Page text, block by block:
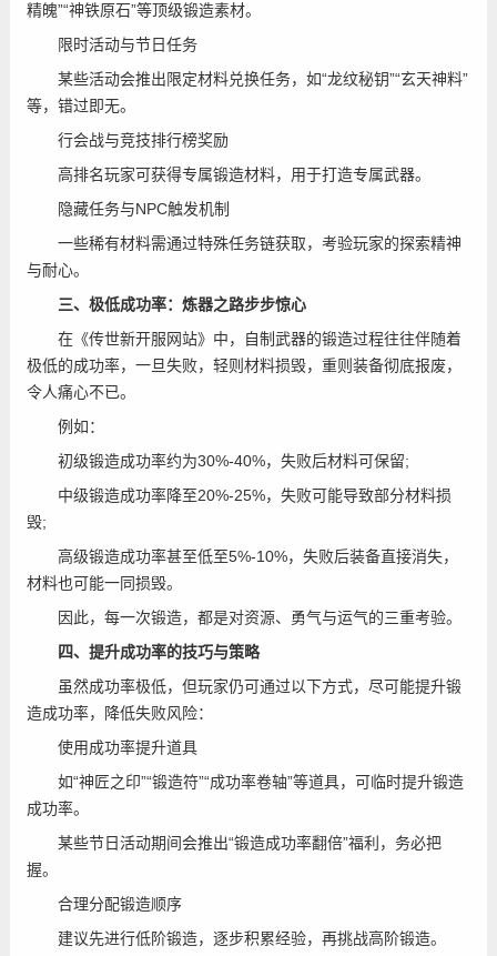
精魄”“神铁原石”等顶级锻造素材。
限时活动与节日任务
某些活动会推出限定材料兑换任务，如“龙纹秘钥”“玄天神料”
等，错过即无。
行会战与竞技排行榜奖励
高排名玩家可获得专属锻造材料，用于打造专属武器。
隐藏任务与NPC触发机制
一些稀有材料需通过特殊任务链获取，考验玩家的探索精神
与耐心。
三、极低成功率：炼器之路步步惊心
在《传世新开服网站》中，自制武器的锻造过程往往伴随着
极低的成功率，一旦失败，轻则材料损毁，重则装备彻底报废，
令人痛心不已。
例如：
初级锻造成功率约为30%-40%，失败后材料可保留;
中级锻造成功率降至20%-25%，失败可能导致部分材料损
毁;
高级锻造成功率甚至低至5%-10%，失败后装备直接消失，
材料也可能一同损毁。
因此，每一次锻造，都是对资源、勇气与运气的三重考验。
四、提升成功率的技巧与策略
虽然成功率极低，但玩家仍可通过以下方式，尽可能提升锻
造成功率，降低失败风险：
使用成功率提升道具
如“神匠之印”“锻造符”“成功率卷轴”等道具，可临时提升锻造
成功率。
某些节日活动期间会推出“锻造成功率翻倍”福利，务必把
握。
合理分配锻造顺序
建议先进行低阶锻造，逐步积累经验，再挑战高阶锻造。